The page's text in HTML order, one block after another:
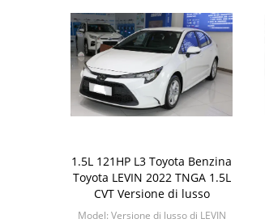
1.5L 121HP L3 Toyota Benzina
Toyota LEVIN 2022 TNGA 1.5L
CVT Versione di lusso
Model: Versione di lusso di LEVIN